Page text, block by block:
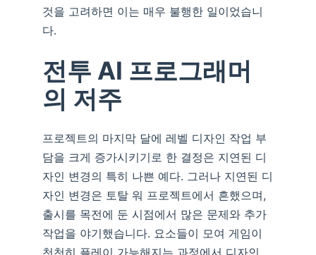
것을 고려하면 이는 매우 불행한 일이었습니
다.
전투 AI 프로그래머
의 저주
프로젝트의 마지막 달에 레벨 디자인 작업 부
담을 크게 증가시키기로 한 결정은 지연된 디
자인 변경의 특히 나쁜 예다. 그러나 지연된 디
자인 변경은 토탈 워 프로젝트에서 흔했으며,
출시를 목전에 둔 시점에서 많은 문제와 추가
작업을 야기했습니다. 요소들이 모여 게임이
천천히 플레이 가능해지는 과정에서 디자인